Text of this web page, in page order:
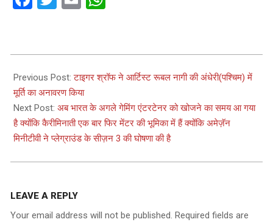
03-
04
Previous Post:टाइगर श्रॉफ ने आर्टिस्ट रूबल नागी की अंधेरी(पश्चिम) में
मूर्ति का अनावरण किया
Next Post: अब भारत के अगले गेमिंग एंटरटेनर को खोजने का समय आ गया
है क्योंकि कैरीमिनाती एक बार फिर मेंटर की भूमिका में हैं क्योंकि अमेज़ॅन
मिनीटीवी ने प्लेग्राउंड के सीज़न 3 की घोषणा की है
LEAVE A REPLY
Your email address will not be published. Required fields are